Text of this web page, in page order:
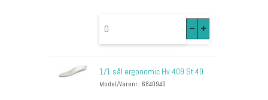
1/1 sål ergonomic Hv.409 St.40
Model/Varenr.: 6840940